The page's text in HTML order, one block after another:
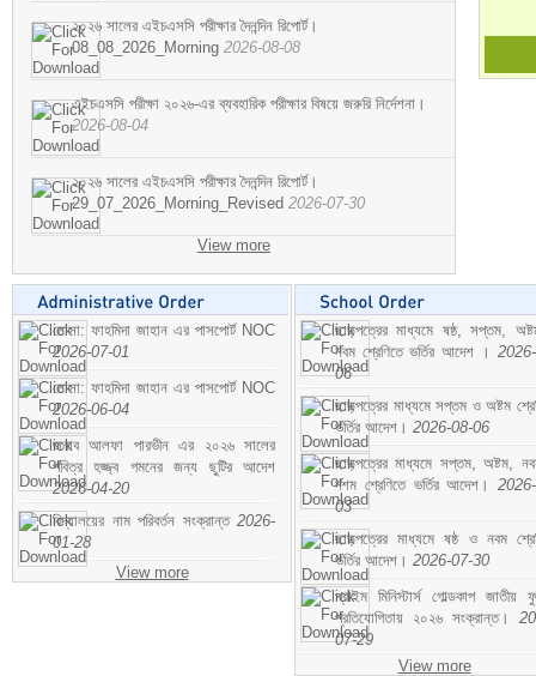
২০২৬ সালের এইচএসসি পরীক্ষার দৈনন্দিন রিপোর্ট।
08_08_2026_Morning 2026-08-08
এইচএসসি পরীক্ষা ২০২৬-এর ব্যবহারিক পরীক্ষার বিষয়ে জরুরি নির্দেশনা।
2026-08-04
২০২৬ সালের এইচএসসি পরীক্ষার দৈনন্দিন রিপোর্ট।
29_07_2026_Morning_Revised 2026-07-30
View more
মোসা: ফাহমিদা জাহান এর পাসপোর্ট NOC
2026-07-01
মোসা: ফাহমিদা জাহান এর পাসপোর্ট NOC
2026-06-04
জনাব আলফা পারভীন এর ২০২৬ সালের
পবিত্র হজ্জ্ব গমনের জন্য ছুটির আদেশ
2026-04-20
বিদ্যালয়ের নাম পরিবর্তন সংক্রান্ত 2026-
01-28
View more
ছাড়পত্রের মাধ্যমে ষষ্ঠ, সপ্তম,
নবম শ্রেণিতে ভর্তির আদেশ ।
06
ছাড়পত্রের মাধ্যমে সপ্তম ও অষ্টম
ভর্তির আদেশ। 2026-08-06
ছাড়পত্রের মাধ্যমে সপ্তম, অষ্টম,
দশম শ্রেণিতে ভর্তির আদেশ।
03
ছাড়পত্রের মাধ্যমে ষষ্ঠ ও নবম
ভর্তির আদেশ। 2026-07-30
প্রাইম মিনিস্টার্স গোল্ডকাপ জাতীয়
প্রতিযোগিতায় ২০২৬ সংক্রান্ত।
07-29
View more